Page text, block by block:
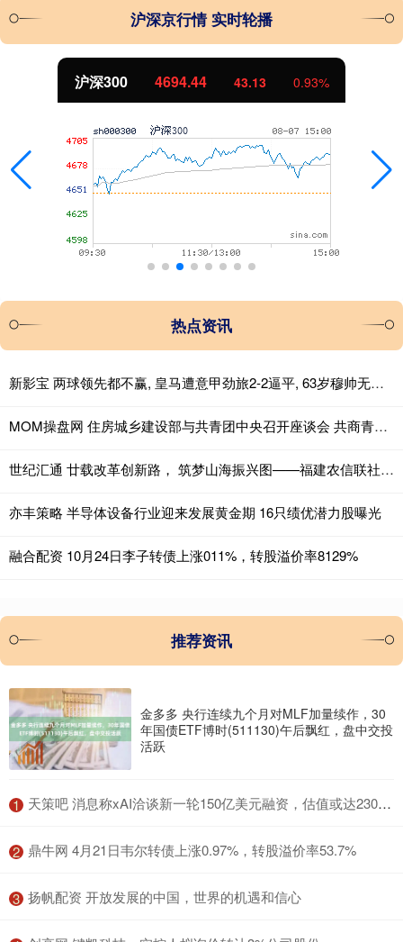
沪深京行情 实时轮播
沪深300 4694.44 43.13 0.93%
热点资讯
新影宝 两球领先都不赢, 皇马遭意甲劲旅2-2逼平, 63岁穆帅无缘上任2连胜
MOM操盘网 住房城乡建设部与共青团中央召开座谈会 共商青年安居与“好房子”建设
世纪汇通 廿载改革创新路， 筑梦山海振兴图——福建农信联社成立20周年发展纪实
亦丰策略 半导体设备行业迎来发展黄金期 16只绩优潜力股曝光
融合配资 10月24日李子转债上涨011%，转股溢价率8129%
推荐资讯
金多多 央行连续九个月对MLF加量续作，30
年国债ETF博时(511130)午后飘红，盘中交投
活跃
1 ​天策吧 消息称xAI洽谈新一轮150亿美元融资，估值或达2300亿美元
2 ​鼎牛网 4月21日韦尔转债上涨0.97%，转股溢价率53.7%
3 ​扬帆配资 开放发展的中国，世界的机遇和信心